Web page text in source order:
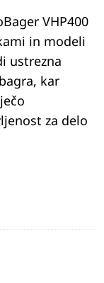
VHP400
in modeli
ustrezna
kar
za delo